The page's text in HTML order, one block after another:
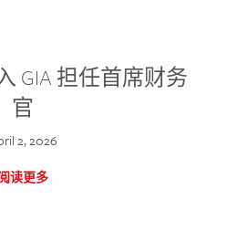
GIA 担任首席财务
官
2, 2026
读更多